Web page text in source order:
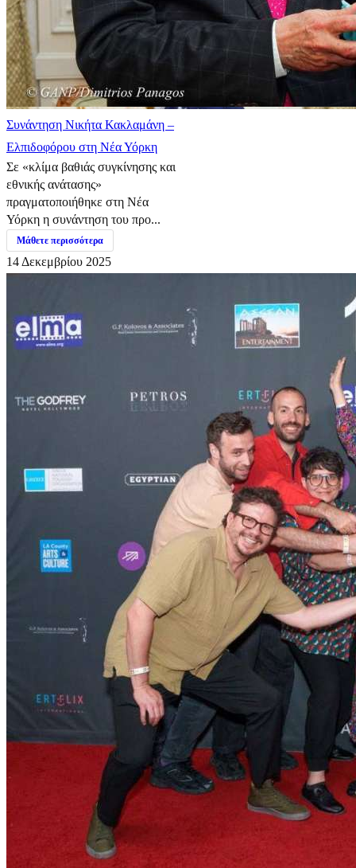
Συνάντηση Νικήτα Κακλαμάνη –
Ελπιδοφόρου στη Νέα Υόρκη
Σε «κλίμα βαθιάς συγκίνησης και
εθνικής ανάτασης»
πραγματοποιήθηκε στη Νέα
Υόρκη η συνάντηση του προ...
Μάθετε περισσότερα
14 Δεκεμβρίου 2025